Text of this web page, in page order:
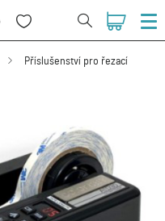
0
Příslušenství pro řezací